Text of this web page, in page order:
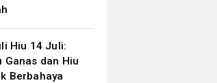
Hiu 14 Juli:
Ganas dan Hiu
Berbahaya